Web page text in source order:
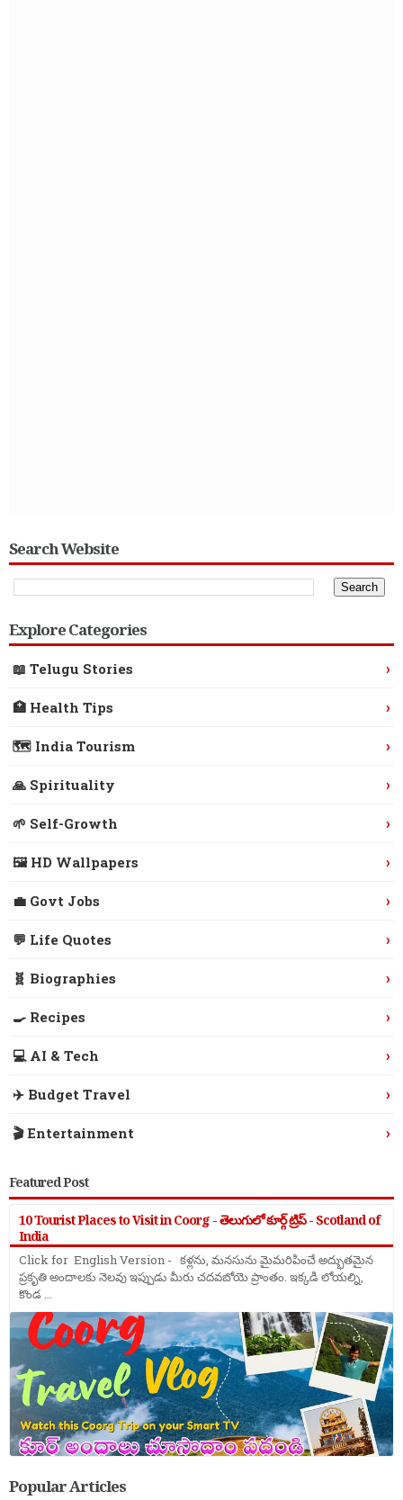
Search Website
Explore Categories
📖 Telugu Stories ›
🏥 Health Tips ›
🗺️ India Tourism ›
🙏 Spirituality ›
🌱 Self-Growth ›
🖼️ HD Wallpapers ›
💼 Govt Jobs ›
💬 Life Quotes ›
🧬 Biographies ›
🍳 Recipes ›
💻 AI & Tech ›
✈️ Budget Travel ›
🎬 Entertainment ›
Featured Post
10 Tourist Places to Visit in Coorg - తెలుగులో కూర్గ్ ట్రిప్ - Scotland of
India
Click for English Version - కళ్లను, మనసును మైమరిపించే అద్భుతమైన
ప్రకృతి అందాలకు నెలవు ఇప్పుడు మీరు చదవబోయె ప్రాంతం. ఇక్కడి లోయల్ని,
కొండ ...
Popular Articles